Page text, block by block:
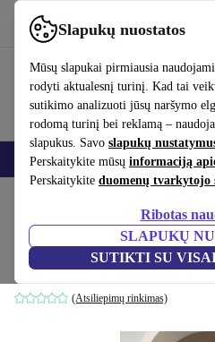
Slapukų nuostatos
Mūsų slapukai pirmiausia
rodyti aktualesnį turinį. Kad tai
sutikimo analizuoti jūsų naršymo
rodomą turinį bei reklamą –
slapukus. Savo slapukų
Perskaitykite mūsų informaciją
Perskaitykite duomenų
Ribotas
SLAPUKŲ
SUTIKTI SU
Naudok refurbed greitai ir paprastai
Išmanieji telefonai Nešiojamieji
Sallanan vaikiškas
mėlyna
(Atsiliepimų rinkimas)